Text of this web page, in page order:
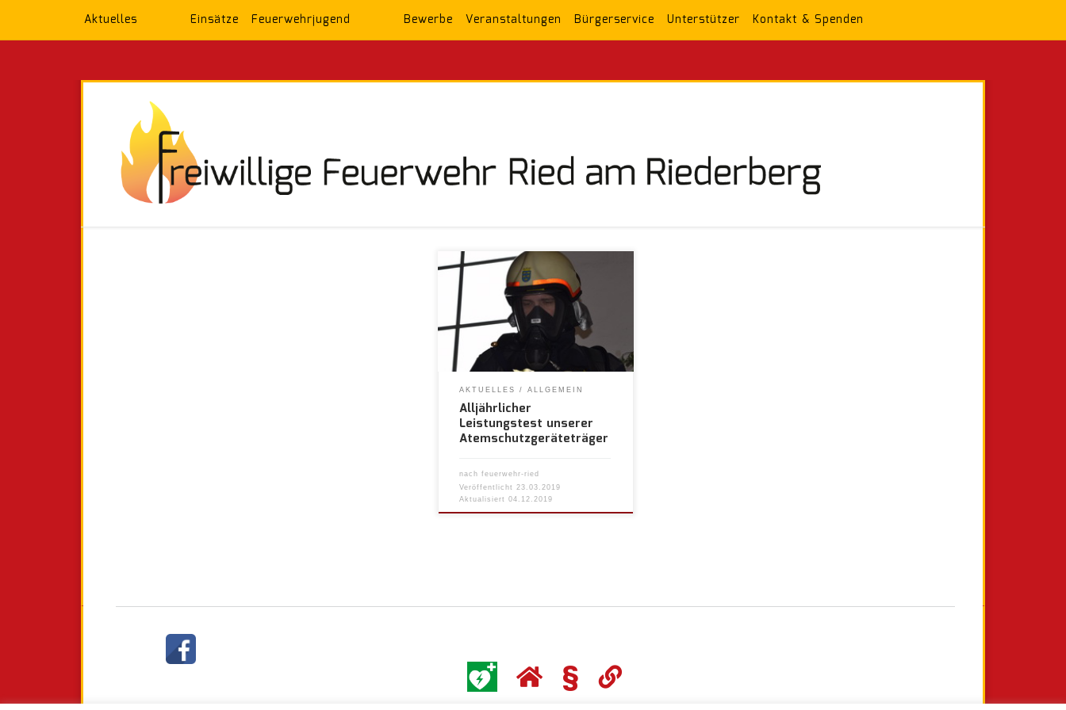
Aktuelles Einsätze Feuerwehrjugend Bewerbe Veranstaltungen Bürgerservice Unterstützer Kontakt & Spenden
AKTUELLES ALLGEMEIN
Alljährlicher
Leistungstest unserer
Atemschutzgeräteträger
nachfeuerwehr-ried
Veröffentlicht 23.03.2019
Aktualisiert04.12.2019
§